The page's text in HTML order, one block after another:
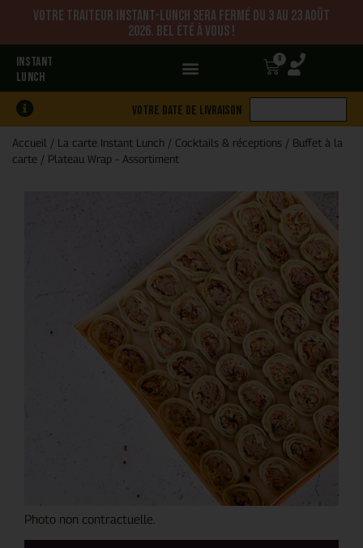
Votre traiteur Instant-Lunch sera fermé du 3 au 23 août
2026. Bel été à vous !
INSTANT
LUNCH
0
Votre date de livraison
Accueil / La carte Instant Lunch / Cocktails & réceptions / Buffet à la
carte / Plateau Wrap – Assortiment
Photo non contractuelle.